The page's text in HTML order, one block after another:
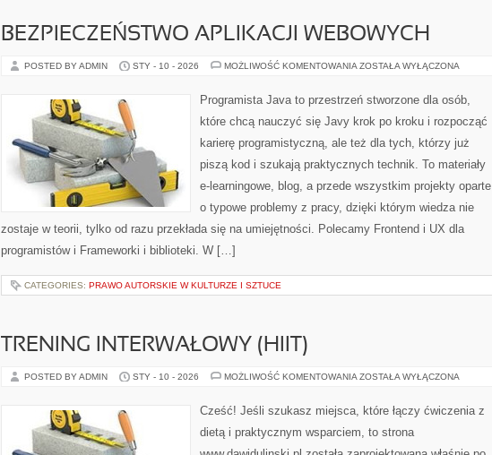
BEZPIECZEŃSTWO APLIKACJI WEBOWYCH
POSTED BY ADMIN STY - 10 - 2026 MOŻLIWOŚĆ KOMENTOWANIA BEZPIECZEŃSTWO
ZOSTAŁA WYŁĄCZONA
Programista Java to przestrzeń stworzone dla osób,
które chcą nauczyć się Javy krok po kroku i rozpocząć
karierę programistyczną, ale też dla tych, którzy już
piszą kod i szukają praktycznych technik. To materiały
e-learningowe, blog, a przede wszystkim projekty oparte
o typowe problemy z pracy, dzięki którym wiedza nie
zostaje w teorii, tylko od razu przekłada się na umiejętności. Polecamy Frontend i UX dla
programistów i Frameworki i biblioteki. W […]
CATEGORIES: PRAWO AUTORSKIE W KULTURZE I SZTUCE
TRENING INTERWAŁOWY (HIIT)
POSTED BY ADMIN STY - 10 - 2026 MOŻLIWOŚĆ KOMENTOWANIA TRENING
ZOSTAŁA WYŁĄCZONA
Cześć! Jeśli szukasz miejsca, które łączy ćwiczenia z
dietą i praktycznym wsparciem, to strona